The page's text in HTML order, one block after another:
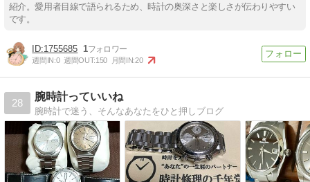
紹介。愛用者目線で語られるため、時計の奥深さと楽しさが伝わりやすい
です。
1755685 1
週間IN:0 週間OUT:150 月間IN:20
28
腕時計っていいね
腕時計で迷う、そんなあなたをひと押しブログ